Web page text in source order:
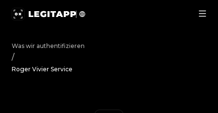
Was wir authentifizieren
/
Roger Vivier Service